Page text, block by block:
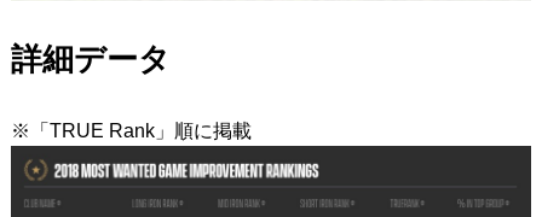
詳細データ
※「TRUE Rank」順に掲載